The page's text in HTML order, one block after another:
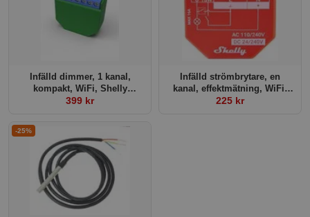
Infälld dimmer, 1 kanal,
kompakt, WiFi, Shelly
Dimmer 2
399 kr
Infälld strömbrytare, en
kanal, effektmätning, WiFi,
Bluetooth, mJS, Shelly Plus
225 kr
-25%